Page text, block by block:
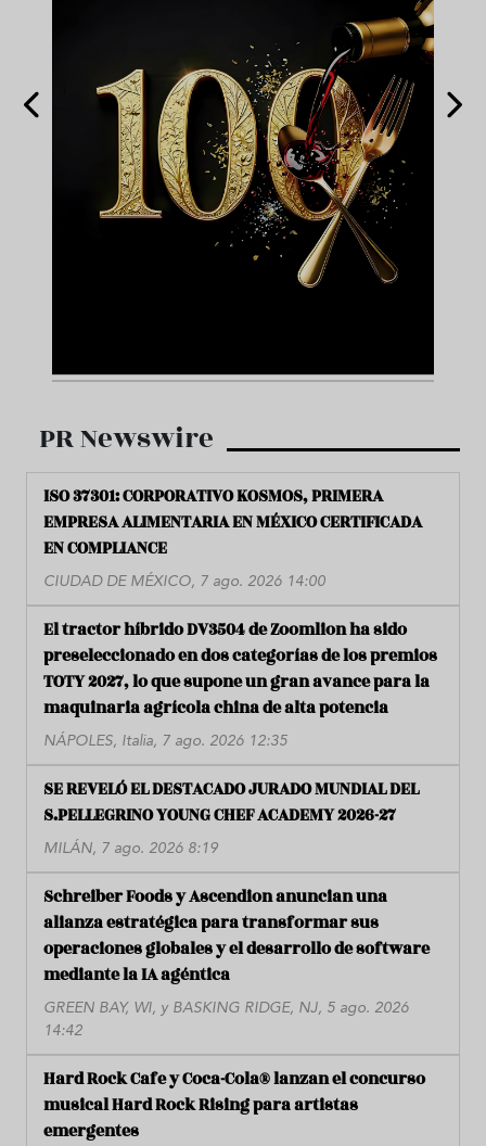
PR Newswire
ISO 37301: CORPORATIVO KOSMOS, PRIMERA
EMPRESA ALIMENTARIA EN MÉXICO CERTIFICADA
EN COMPLIANCE
CIUDAD DE MÉXICO, 7 ago. 2026 14:00
El tractor híbrido DV3504 de Zoomlion ha sido
preseleccionado en dos categorías de los premios
TOTY 2027, lo que supone un gran avance para la
maquinaria agrícola china de alta potencia
NÁPOLES, Italia, 7 ago. 2026 12:35
SE REVELÓ EL DESTACADO JURADO MUNDIAL DEL
S.PELLEGRINO YOUNG CHEF ACADEMY 2026-27
MILÁN, 7 ago. 2026 8:19
Schreiber Foods y Ascendion anuncian una
alianza estratégica para transformar sus
operaciones globales y el desarrollo de software
mediante la IA agéntica
GREEN BAY, WI, y BASKING RIDGE, NJ, 5 ago. 2026
14:42
Hard Rock Cafe y Coca-Cola® lanzan el concurso
musical Hard Rock Rising para artistas
emergentes